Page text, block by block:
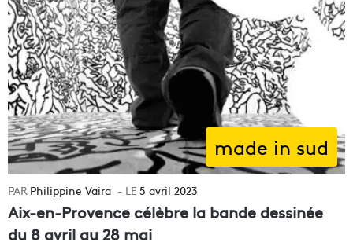
made in sud
Philippine Vaira 5 avril 2023
Aix-en-Provence célèbre la bande dessinée
du 8 avril au 28 mai